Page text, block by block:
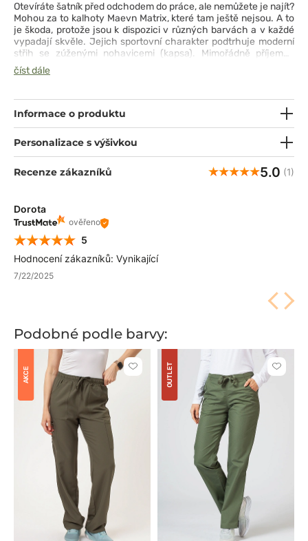
Otevíráte šatník před odchodem do práce, ale nemůžete je najít?
Mohou za to kalhoty Maevn Matrix, které tam ještě nejsou. A to
je škoda, protože jsou k dispozici v různých barvách a v každé
vypadají skvěle. Jejich sportovní charakter podtrhuje moderní
střih se zúženými nohavicemi (kapsa). Mimořádně příjemný
omak tkaniny se směsí umělého hedvábí a spandexu, pohodlný
elastický pas a vkusná šňůrka pro úplné přizpůsobení neuniknou
dodat - pochod do skříně ;)
číst dále
Informace o produktu
Personalizace s výšivkou
Recenze zákazníků 5.0 (1)
Dorota
ověřeno
5
Hodnocení zákazníků: Vynikající
7/22/2025
Podobné podle barvy:
AKCE
Kliknutím
odeberete
OUTLET